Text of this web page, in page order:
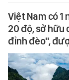
Việt Nam có 1
20 độ, sở
đỉnh đèo",